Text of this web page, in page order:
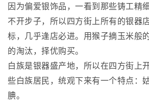
因为偏爱银饰品，一看到那些铸工精
不开步子，所以四方街上所有的银器
标，几乎逢店必进。用猴子摘玉米般
的淘汰，择优购买。
白族是银器盛产地，所以在四方街上
些白族居民，统观下来有一个特点：
腆。